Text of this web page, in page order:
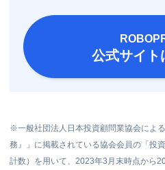
公式サイト
※一般社団法人日本投資顧問業協会によ
務』」に掲載されている協会会員の「投
計数）を用いて、2023年3月末時点から